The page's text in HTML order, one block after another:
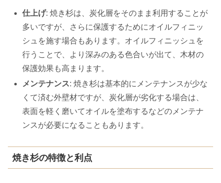
仕上げ: 焼き杉は、炭化層をそのまま利用することが
多いですが、さらに保護するためにオイルフィニッ
シュを施す場合もあります。オイルフィニッシュを
行うことで、より深みのある色合いが出て、木材の
保護効果も高まります。
メンテナンス: 焼き杉は基本的にメンテナンスが少な
くて済む外壁材ですが、炭化層が劣化する場合は、
表面を軽く磨いてオイルを塗布するなどのメンテナ
ンスが必要になることもあります。
焼き杉の特徴と利点